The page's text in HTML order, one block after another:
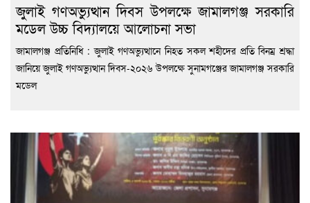
জুলাই গণঅভ্যুত্থান দিবস উপলক্ষে জামালগঞ্জ সরকারি
মডেল উচ্চ বিদ্যালয়ে আলোচনা সভা
জামালগঞ্জ প্রতিনিধি : জুলাই গণঅভ্যুত্থানে নিহত সকল শহীদের প্রতি বিনম্র শ্রদ্ধা
জানিয়ে জুলাই গণঅভ্যুত্থান দিবস-২০২৬ উপলক্ষে সুনামগঞ্জের জামালগঞ্জ সরকারি
মডেল